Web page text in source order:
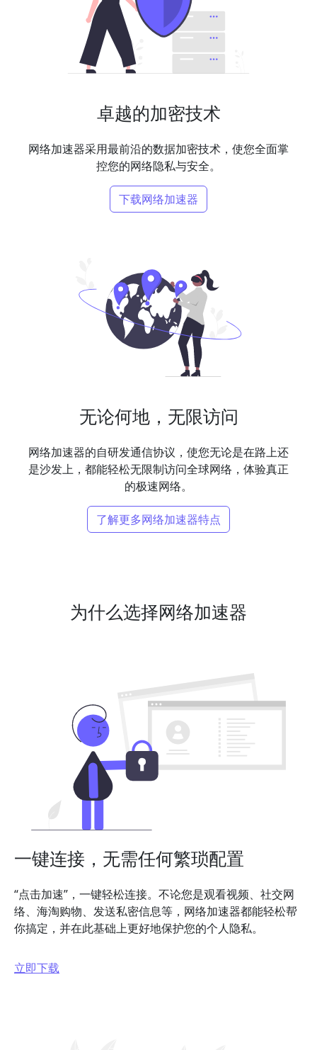
卓越的加密技术
网络加速器采用最前沿的数据加密技术，使您全面掌
控您的网络隐私与安全。
下载网络加速器
无论何地，无限访问
网络加速器的自研发通信协议，使您无论是在路上还
是沙发上，都能轻松无限制访问全球网络，体验真正
的极速网络。
了解更多网络加速器特点
为什么选择网络加速器
一键连接，无需任何繁琐配置
“点击加速”，一键轻松连接。不论您是观看视频、社交网
络、海淘购物、发送私密信息等，网络加速器都能轻松帮
你搞定，并在此基础上更好地保护您的个人隐私。
立即下载